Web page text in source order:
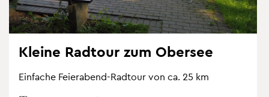
Klei­ne Rad­tour zum Ober­see
Ein­fa­che Fei­er­abend-Rad­tour von ca. 25 km